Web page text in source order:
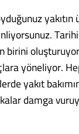
birini
yöneliyor.
yakıt
damga